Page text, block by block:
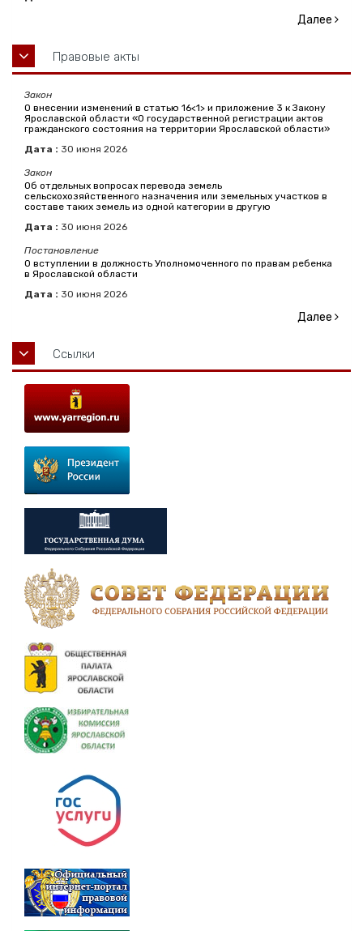
Далее
Правовые акты
Закон
О внесении изменений в статью 16<1> и приложение 3 к Закону
Ярославской области «О государственной регистрации актов
гражданского состояния на территории Ярославской области»
Дата : 30 июня 2026
Закон
Об отдельных вопросах перевода земель
сельскохозяйственного назначения или земельных участков в
составе таких земель из одной категории в другую
Дата : 30 июня 2026
Постановление
О вступлении в должность Уполномоченного по правам ребенка
в Ярославской области
Дата : 30 июня 2026
Далее
Ссылки